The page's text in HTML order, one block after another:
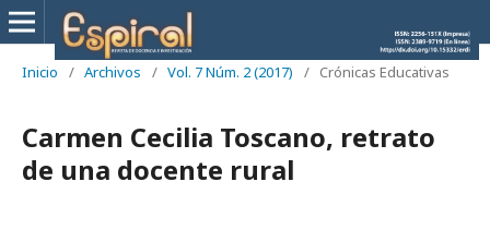
Inicio / Archivos / Vol. 7 Núm. 2 (2017) / Crónicas Educativas
Carmen Cecilia Toscano, retrato
de una docente rural